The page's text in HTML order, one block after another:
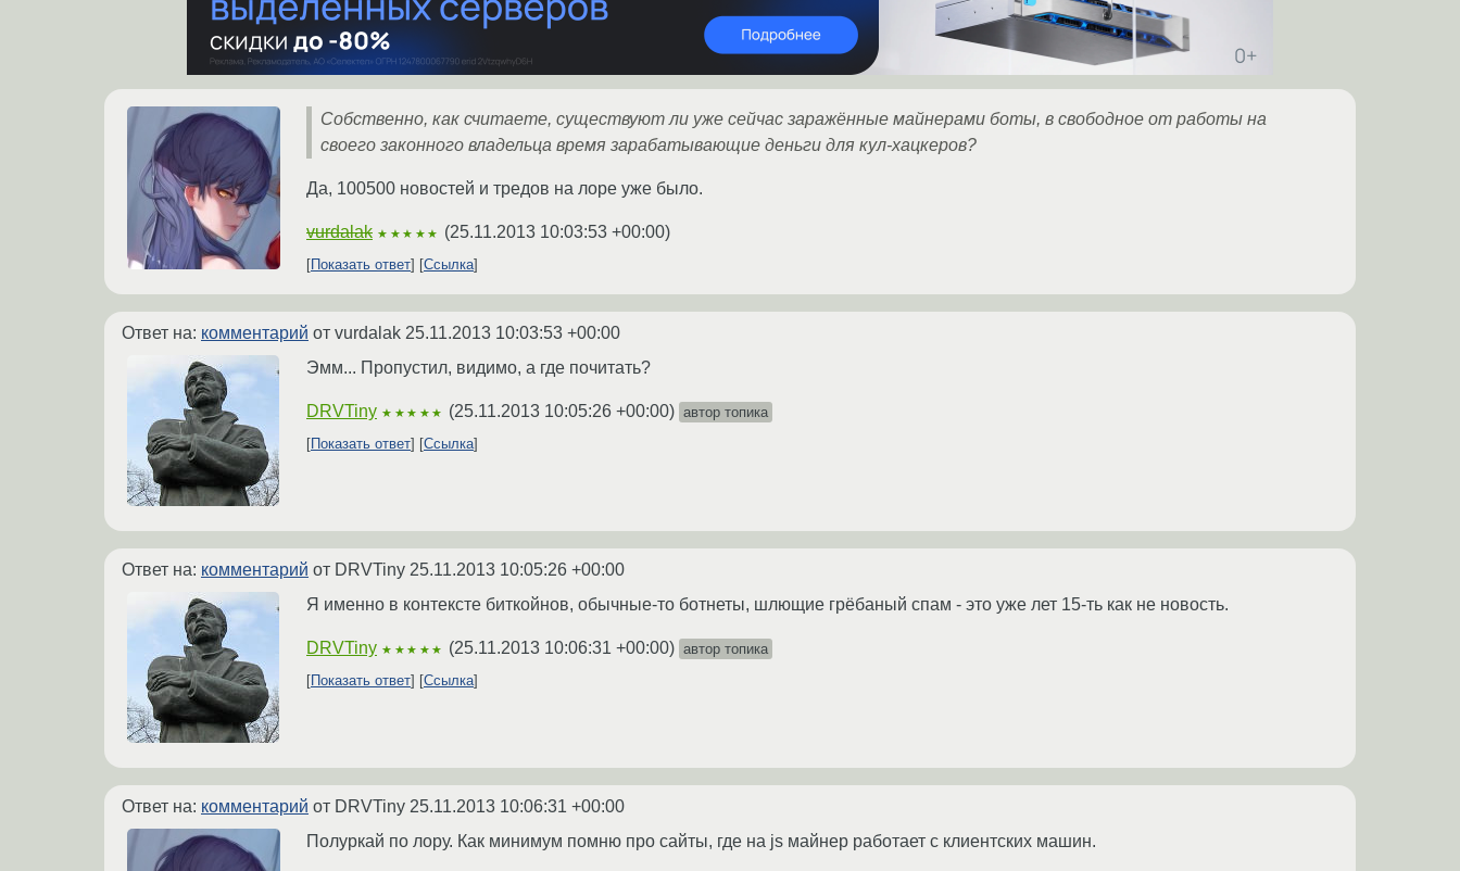
Собственно, как считаете, существуют ли уже сейчас заражённые майнерами боты, в свободное от работы на
своего законного владельца время зарабатывающие деньги для кул-хацкеров?
Да, 100500 новостей и тредов на лоре уже было.
vurdalak ★★★★★ (25.11.2013 10:03:53 +00:00)
Показать ответ Ссылка
Ответ на: комментарий от vurdalak 25.11.2013 10:03:53 +00:00
Эмм... Пропустил, видимо, а где почитать?
DRVTiny ★★★★★ (25.11.2013 10:05:26 +00:00) автор топика
Показать ответ
Ссылка
Ответ на: комментарий от DRVTiny 25.11.2013 10:05:26 +00:00
Я именно в контексте биткойнов, обычные-то ботнеты, шлющие грёбаный спам - это уже лет 15-ть как не новость.
DRVTiny ★★★★★ (25.11.2013 10:06:31 +00:00) автор топика
Показать ответ
Ссылка
Ответ на: комментарий от DRVTiny 25.11.2013 10:06:31 +00:00
Полуркай по лору. Как минимум помню про сайты, где на js майнер работает с клиентских машин.